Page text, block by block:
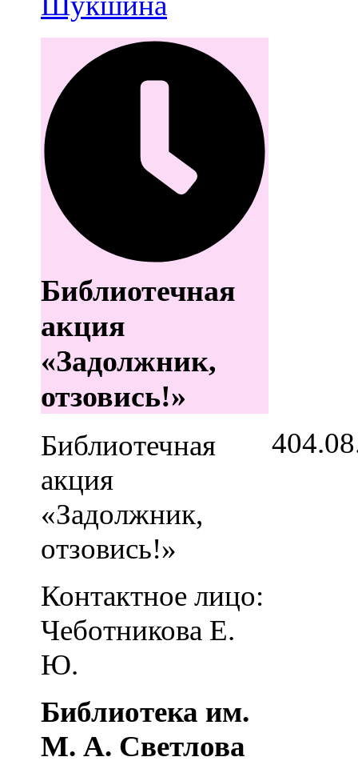
Библиотечная
акция
«Задолжник,
отзовись!»
Библиотечная
акция
«Задолжник,
отзовись!»
Контактное лицо:
Чеботникова Е.
Ю.
Библиотека им.
М. А. Светлова
4